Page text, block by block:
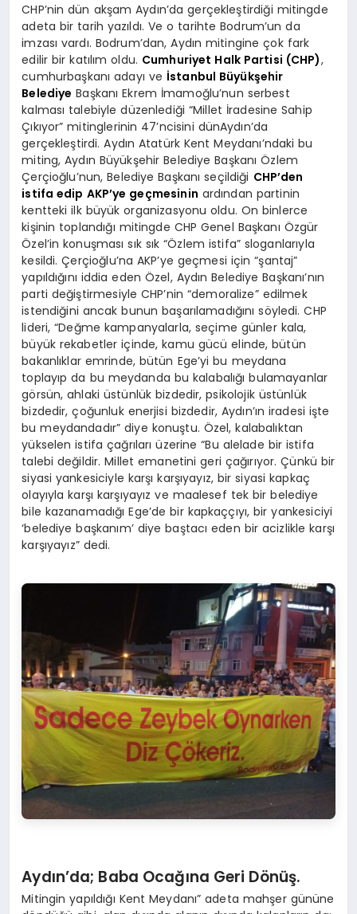
CHP’nin dün akşam Aydın’da gerçekleştirdiği mitingde
adeta bir tarih yazıldı. Ve o tarihte Bodrum’un da
imzası vardı. Bodrum’dan, Aydın mitingine çok fark
edilir bir katılım oldu. Cumhuriyet Halk Partisi (CHP),
cumhurbaşkanı adayı ve İstanbul Büyükşehir
Belediye Başkanı Ekrem İmamoğlu’nun serbest
kalması talebiyle düzenlediği “Millet İradesine Sahip
Çıkıyor” mitinglerinin 47’ncisini dünAydın’da
gerçekleştirdi. Aydın Atatürk Kent Meydanı’ndaki bu
miting, Aydın Büyükşehir Belediye Başkanı Özlem
Çerçioğlu’nun, Belediye Başkanı seçildiği CHP’den
istifa edip AKP’ye geçmesinin ardından partinin
kentteki ilk büyük organizasyonu oldu. On binlerce
kişinin toplandığı mitingde CHP Genel Başkanı Özgür
Özel’in konuşması sık sık “Özlem istifa” sloganlarıyla
kesildi. Çerçioğlu’na AKP’ye geçmesi için “şantaj”
yapıldığını iddia eden Özel, Aydın Belediye Başkanı’nın
parti değiştirmesiyle CHP’nin “demoralize” edilmek
istendiğini ancak bunun başarılamadığını söyledi. CHP
lideri, “Değme kampanyalarla, seçime günler kala,
büyük rekabetler içinde, kamu gücü elinde, bütün
bakanlıklar emrinde, bütün Ege’yi bu meydana
toplayıp da bu meydanda bu kalabalığı bulamayanlar
görsün, ahlaki üstünlük bizdedir, psikolojik üstünlük
bizdedir, çoğunluk enerjisi bizdedir, Aydın’ın iradesi işte
bu meydandadır” diye konuştu. Özel, kalabalıktan
yükselen istifa çağrıları üzerine “Bu alelade bir istifa
talebi değildir. Millet emanetini geri çağırıyor. Çünkü bir
siyasi yankesiciyle karşı karşıyayız, bir siyasi kapkaç
olayıyla karşı karşıyayız ve maalesef tek bir belediye
bile kazanamadığı Ege’de bir kapkaççıyı, bir yankesiciyi
‘belediye başkanım’ diye baştacı eden bir acizlikle karşı
karşıyayız” dedi.
Aydın’da; Baba Ocağına Geri Dönüş.
Mitingin yapıldığı Kent Meydanı” adeta mahşer gününe